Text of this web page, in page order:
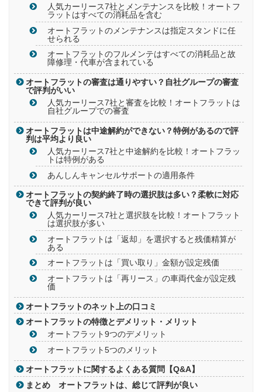
人気カーリース7社とメンテナンスを比較！オートフ
ラットはすべての消耗品を含む
オートフラットのメンテナンスは指定スタンドに任
せられる
オートフラットのフルメンテはすべての消耗品と故
障修理・代車が含まれている
オートフラットの審査は通りやすい？自社グループの審査
で評判がいい
人気カーリース7社と審査を比較！オートフラットは
自社グループでの審査
オートフラットは中途解約ができない？特例があるので評
判は平均より良い
人気カーリース7社と中途解約を比較！オートフラッ
トは特例がある
あんしんキャンセルサポートの適用条件
オートフラットの契約終了時の選択肢は多い？柔軟に対応
できて評判が良い
人気カーリース7社と選択肢を比較！オートフラット
は選択肢が多い
オートフラットは「返却」を選択すると残価精算が
ある
オートフラットは「買い取り」金額が設定残価
オートフラットは「再リース」の車両代金が設定残
価
オートフラットのネット上の口コミ
オートフラットの特徴とデメリット・メリット
オートフラット9つのデメリット
オートフラット5つのメリット
オートフラットに関するよくある質問【Q&A】
まとめ オートフラットは、総じて評判が良い